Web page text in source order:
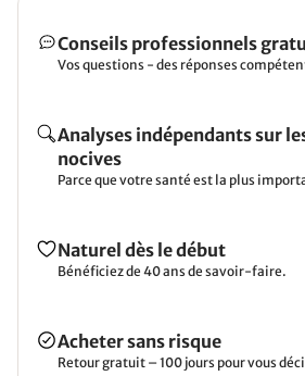
Conseils professionnels
Vos questions - des réponses
Analyses indépendants sur
nocives
Parce que votre santé est la plus
Naturel dès le début
Bénéficiez de 40 ans de savoir-faire.
Acheter sans risque
Retour gratuit – 100 jours pour vous